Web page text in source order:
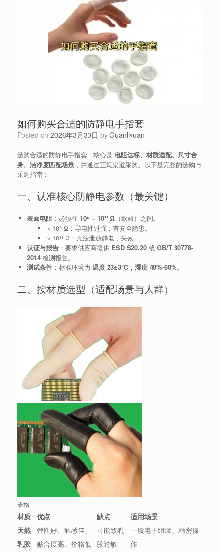
如何购买合适的防静电手指套
Posted on 2026年3月30日 by Guanliyuan
选购合适的防静电手指套，核心是 电阻达标、材质适配、尺寸合
身、洁净度匹配场景 ，并通过正规渠道采购。以下是完整的选购与
采购指南：
一、认准核心防静电参数（最关键）
表面电阻：必须在 10⁶ ~ 10¹¹ Ω（欧姆）之间。
＜10⁶ Ω：导电性过强，有安全隐患。
＞10¹¹ Ω：无法泄放静电，失效。
认证与报告：要求供应商提供 ESD S20.20或 GB/T 30778-
2014检测报告。
测试条件：标准环境为 温度 23±3℃，湿度 40%-60%。
二、按材质选型（适配场景与人群）
表格
材质 优点 缺点
适用场景
天然
乳胶
弹性好、触感佳、
贴合度高、价格低
可能致乳
胶过敏
一般电子组装、精密操
作